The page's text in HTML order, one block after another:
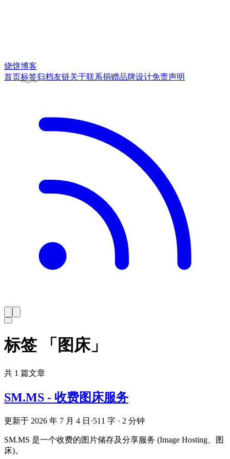
烧饼博客
首页标签归档友链关于联系捐赠品牌设计免责声明
标签 「图床」
共 1 篇文章
SM.MS - 收费图床服务
更新于 2026 年 7 月 4 日 ·511 字 · 2 分钟
SM.MS 是一个收费的图片储存及分享服务 (Image Hosting、图
床)。